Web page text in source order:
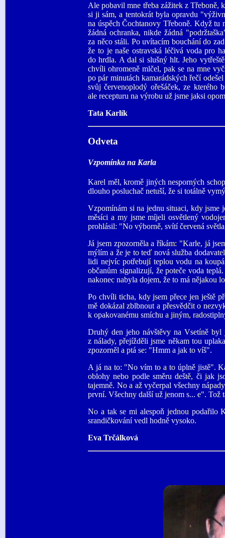
Ale pobavil mne třeba zážitek z Třeboně,
si ji sám, a tentokrát byla opravdu
na úspěch Čochtanovy Třeboně. Když
žádná ochranka, nikde žádná
za něco stáli. Po uvítacím bouchání do
že to je naše ostravská léčivá voda pro
do hrdla. A dal si slušný hlt. Jeho
chvíli ohromeně mlčel, pak se na mne
po pár minutách kamarádských řečí
svůj červenoplodý ořešáček, ze
ale recepturu na výrobu už jsme jaksi
Tata Karlík
Odveta
Vzpomínka na Karla
Karel měl, kromě jiných nesporných
dlouho posluchač netuší, že si totálně
Vzpomínám si na jednu situaci, kdy jsme
měsíci a my jsme míjeli osvětlený
prohlásil: "No výborně, svítí červená
Já jsem zpozorněla a říkám: "Karle, já
mýlím a že je to teď nová služba
lidi nejvíc potřebují teplou vodu na
občanům signalizují, že poteče voda
nakonec nabyla dojem, že to má nějakou
Po chvíli ticha, kdy jsem přece jen ještě
mě dokázal zblbnout a přesvědčit o
k opakovanému smíchu a jiným,
Druhý den jeho návštěvy na Vsetíně
z nálady, přejížděli jsme někam tou
zpozorněl a ptá se: "Hmm a jak to víš".
A já na to: "No vím to a to úplně jistě".
oblohy nebo podle směru deště, či jak
tajemně. No a až vyčerpal všechny
první. Všechny další už jenom s... e". Tož
No a tak se mi alespoň jednou podařilo
srandičkování vedl hodně vysoko.
Eva Trčálková